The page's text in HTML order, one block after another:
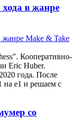
в жанре
Кооперативно-
Eric Huber.
года. После
на e1 и решаем с
со